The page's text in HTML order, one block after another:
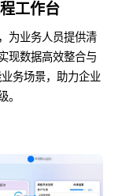
工作台
为业务人员提供清
现数据高效整合与
务场景，助力企业
。